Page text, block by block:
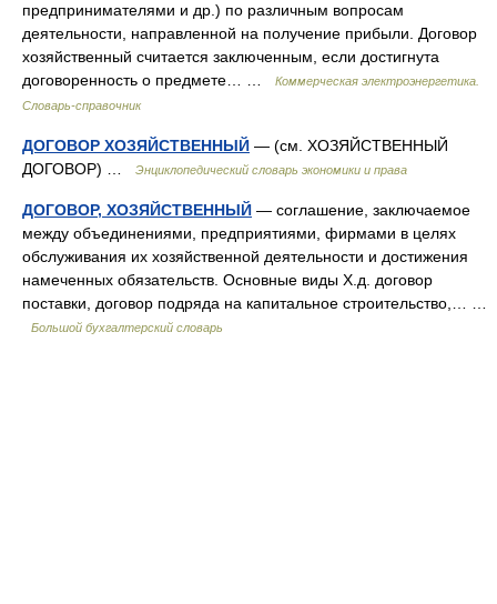
предпринимателями и др.) по различным вопросам
деятельности, направленной на получение прибыли. Договор
хозяйственный считается заключенным, если достигнута
договоренность о предмете… …
Коммерческая электроэнергетика.
Словарь-справочник
ДОГОВОР ХОЗЯЙСТВЕННЫЙ — (см. ХОЗЯЙСТВЕННЫЙ
ДОГОВОР) …
Энциклопедический словарь экономики и права
ДОГОВОР, ХОЗЯЙСТВЕННЫЙ — соглашение, заключаемое
между объединениями, предприятиями, фирмами в целях
обслуживания их хозяйственной деятельности и достижения
намеченных обязательств. Основные виды Х.д. договор
поставки, договор подряда на капитальное строительство,… …
Большой бухгалтерский словарь